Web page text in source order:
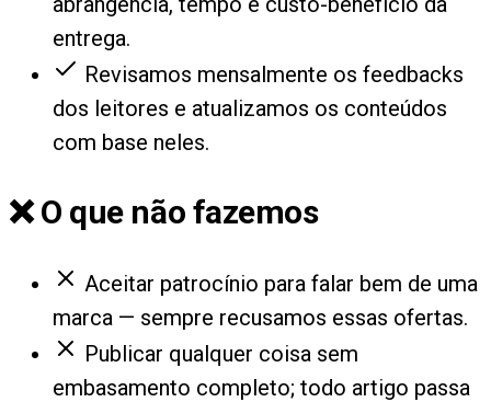
entrega.
Revisamos mensalmente os feedbacks
dos leitores e atualizamos os conteúdos
com base neles.
❌ O que não fazemos
Aceitar patrocínio para falar bem de uma
marca — sempre recusamos essas ofertas.
Publicar qualquer coisa sem
embasamento completo; todo artigo passa